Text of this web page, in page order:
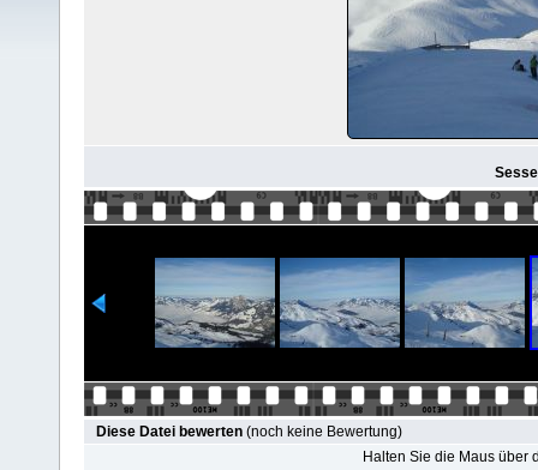
Diese Datei bewerten (noch keine Bewertung)
Halten Sie die Maus über